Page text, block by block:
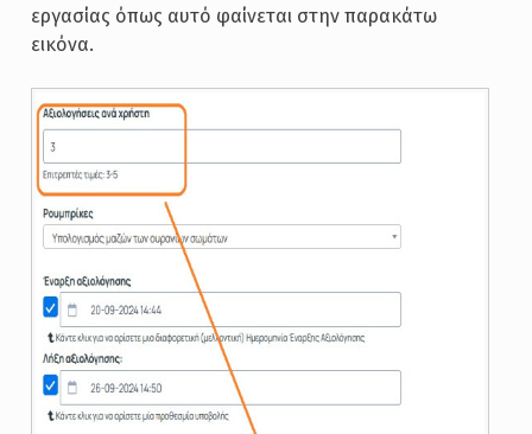
εργασίας όπως αυτό φαίνεται στην παρακάτω
εικόνα.